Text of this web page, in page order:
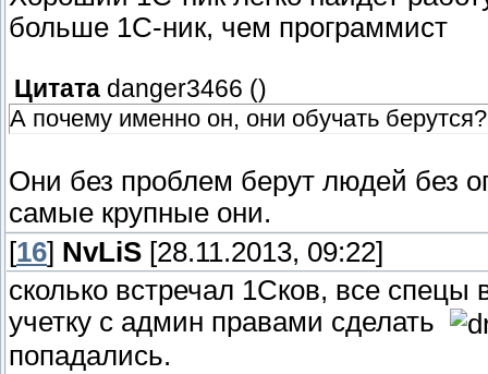
больше 1С-ник, чем программист
Цитата danger3466 ()
А почему именно он, они обучать
Они без проблем берут людей без
самые крупные они.
[16] NvLiS [28.11.2013, 09:22]
сколько встречал 1Сков, все
учетку с админ правами сделать
попадались.